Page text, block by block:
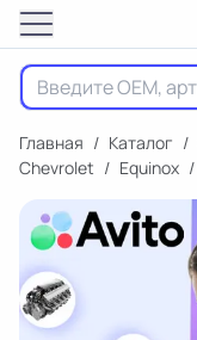
Главная / Каталог /
Chevrolet / Equinox /